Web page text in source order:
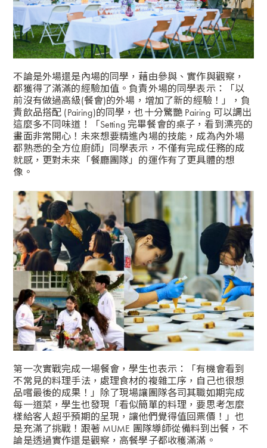
不論是外場還是內場的同學，藉由參與、實作與觀察，
都獲得了滿滿的經驗加值。負責外場的同學表示：「以
前沒有做過高級(餐會)的外場，增加了新的經驗！」，負
責飲品搭配 (Pairing)的同學，也十分驚艷 Pairing 可以調出
這麼多不同味道！「Setting 完畢餐會的桌子，看到漂亮的
畫面非常開心！未來想要精進內場的技能，成為內外場
都熟悉的全方位廚師」同學表示，不僅有完成任務的成
就感，更對未來「餐廳團隊」的運作有了更具體的想
像。
第一次實戰完成一場餐會，學生也表示：「有機會看到
不常見的料理手法，處理食材的複雜工序，自己也很想
品嚐最後的成果！」除了現場讓團隊各司其職如期完成
每一道菜，學生也發現「看似簡單的料理，要思考怎麼
樣給客人超乎預期的呈現，讓他們覺得值回票價！」也
是充滿了挑戰！跟著 MUME 團隊導師從備料到出餐，不
論是透過實作還是觀察，高餐學子都收穫滿滿。